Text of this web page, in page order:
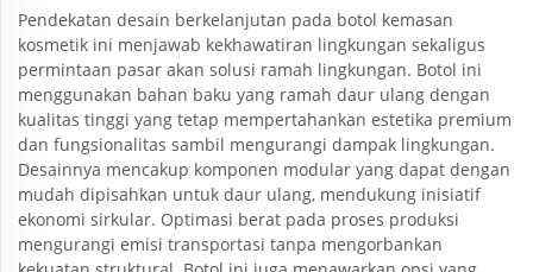
Pendekatan desain berkelanjutan pada botol kemasan
kosmetik ini menjawab kekhawatiran lingkungan sekaligus
permintaan pasar akan solusi ramah lingkungan. Botol ini
menggunakan bahan baku yang ramah daur ulang dengan
kualitas tinggi yang tetap mempertahankan estetika premium
dan fungsionalitas sambil mengurangi dampak lingkungan.
Desainnya mencakup komponen modular yang dapat dengan
mudah dipisahkan untuk daur ulang, mendukung inisiatif
ekonomi sirkular. Optimasi berat pada proses produksi
mengurangi emisi transportasi tanpa mengorbankan